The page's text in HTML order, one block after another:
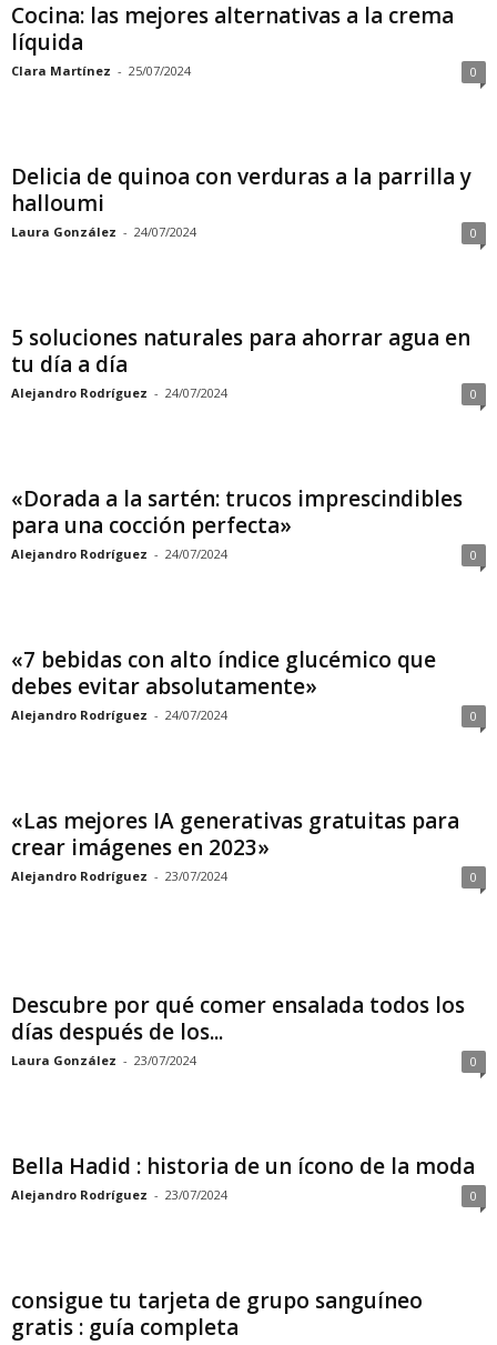
Cocina: las mejores alternativas a la crema
líquida
Clara Martínez - 25/07/2024 0
Delicia de quinoa con verduras a la parrilla y
halloumi
Laura González - 24/07/2024 0
5 soluciones naturales para ahorrar agua en
tu día a día
Alejandro Rodríguez - 24/07/2024 0
«Dorada a la sartén: trucos imprescindibles
para una cocción perfecta»
Alejandro Rodríguez - 24/07/2024 0
«7 bebidas con alto índice glucémico que
debes evitar absolutamente»
Alejandro Rodríguez - 24/07/2024 0
«Las mejores IA generativas gratuitas para
crear imágenes en 2023»
Alejandro Rodríguez - 23/07/2024 0
Descubre por qué comer ensalada todos los
días después de los...
Laura González - 23/07/2024 0
Bella Hadid : historia de un ícono de la moda
Alejandro Rodríguez - 23/07/2024 0
consigue tu tarjeta de grupo sanguíneo
gratis : guía completa